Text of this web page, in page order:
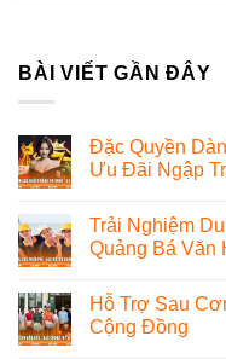
BÀI VIẾT GẦN ĐÂY
Đặc Quyền
Ưu Đãi Ngập
Trải Nghiệm
Quảng Bá Văn
Hỗ Trợ Sau
Cộng Đồng